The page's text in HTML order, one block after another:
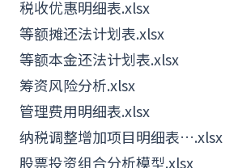
税收优惠明细表.xlsx
等额摊还法计划表.xlsx
等额本金还法计划表.xlsx
筹资风险分析.xlsx
管理费用明细表.xlsx
纳税调整增加项目明细表….xlsx
股票投资组合分析模型.xlsx